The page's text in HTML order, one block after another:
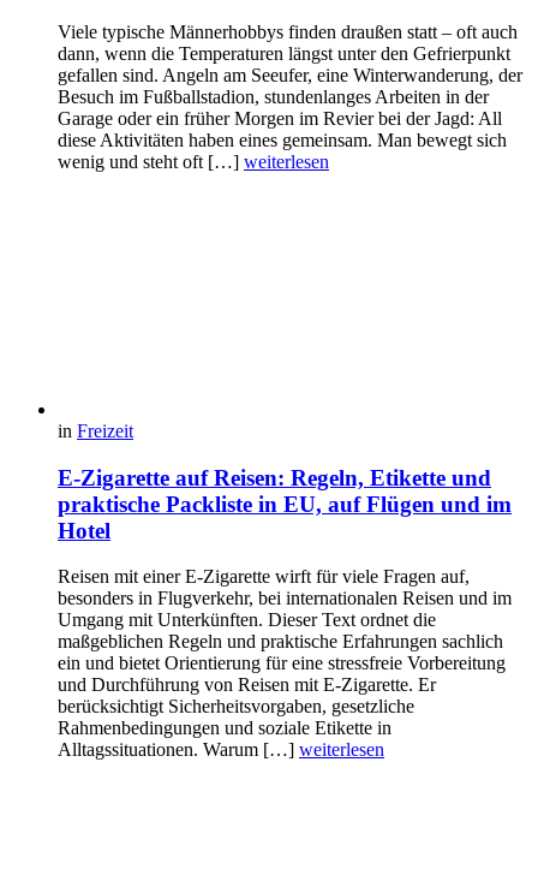
Viele typische Männerhobbys finden draußen statt – oft auch
dann, wenn die Temperaturen längst unter den Gefrierpunkt
gefallen sind. Angeln am Seeufer, eine Winterwanderung, der
Besuch im Fußballstadion, stundenlanges Arbeiten in der
Garage oder ein früher Morgen im Revier bei der Jagd: All
diese Aktivitäten haben eines gemeinsam. Man bewegt sich
wenig und steht oft […] weiterlesen
in Freizeit
E-Zigarette auf Reisen: Regeln, Etikette und
praktische Packliste in EU, auf Flügen und im
Hotel
Reisen mit einer E-Zigarette wirft für viele Fragen auf,
besonders in Flugverkehr, bei internationalen Reisen und im
Umgang mit Unterkünften. Dieser Text ordnet die
maßgeblichen Regeln und praktische Erfahrungen sachlich
ein und bietet Orientierung für eine stressfreie Vorbereitung
und Durchführung von Reisen mit E-Zigarette. Er
berücksichtigt Sicherheitsvorgaben, gesetzliche
Rahmenbedingungen und soziale Etikette in
Alltagssituationen. Warum […] weiterlesen